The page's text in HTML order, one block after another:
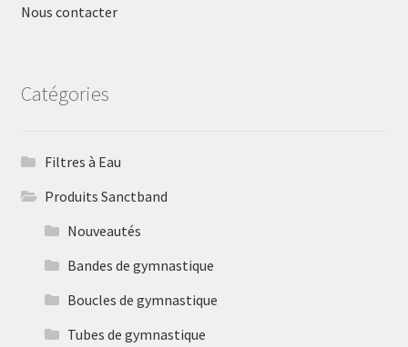
Nous contacter
Catégories
Filtres à Eau
Produits Sanctband
Nouveautés
Bandes de gymnastique
Boucles de gymnastique
Tubes de gymnastique